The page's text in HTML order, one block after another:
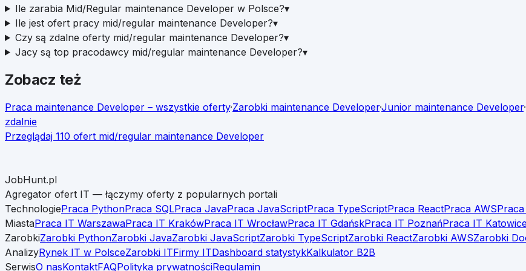
Ile zarabia Mid/Regular maintenance Developer w Polsce?▾
Ile jest ofert pracy mid/regular maintenance Developer?▾
Czy są zdalne oferty mid/regular maintenance Developer?▾
Jacy są top pracodawcy mid/regular maintenance Developer?▾
Zobacz też
Praca maintenance Developer – wszystkie oferty·Zarobki maintenance Developer·Junior maintenance Developer·
zdalnie
Przeglądaj 110 ofert mid/regular maintenance Developer
JobHunt.pl
Agregator ofert IT — łączymy oferty z popularnych portali
TechnologiePraca PythonPraca SQLPraca JavaPraca JavaScriptPraca TypeScriptPraca ReactPraca AWS
MiastaPraca IT WarszawaPraca IT KrakówPraca IT WrocławPraca IT GdańskPraca IT PoznańPraca IT
ZarobkiZarobki PythonZarobki JavaZarobki JavaScriptZarobki TypeScriptZarobki ReactZarobki AWSZarobki
AnalizyRynek IT w PolsceZarobki ITFirmy ITDashboard statystykKalkulator B2B
SerwisO nasKontaktFAQPolityka prywatnościRegulamin